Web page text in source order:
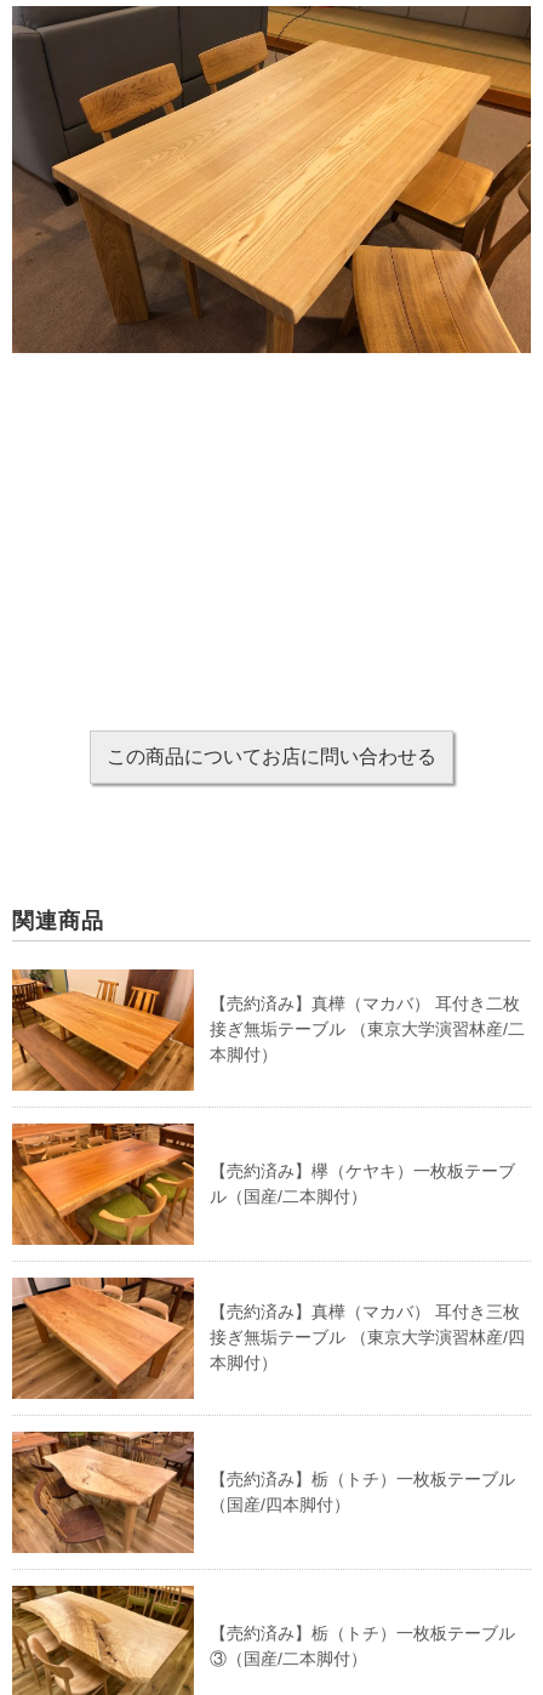
この商品についてお店に問い合わせる
関連商品
【売約済み】真樺（マカバ） 耳付き二枚
接ぎ無垢テーブル （東京大学演習林産/二
本脚付）
【売約済み】欅（ケヤキ）一枚板テーブ
ル（国産/二本脚付）
【売約済み】真樺（マカバ） 耳付き三枚
接ぎ無垢テーブル （東京大学演習林産/四
本脚付）
【売約済み】栃（トチ）一枚板テーブル
（国産/四本脚付）
【売約済み】栃（トチ）一枚板テーブル
③（国産/二本脚付）